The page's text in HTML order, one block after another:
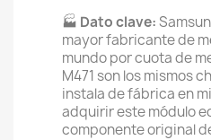
🏭 Dato clave:
mayor fabricante de
mundo por cuota de
M471 son los mismos
instala de fábrica en
adquirir este módulo
componente original